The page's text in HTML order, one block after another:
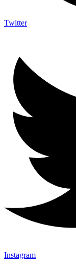
Twitter
Instagram